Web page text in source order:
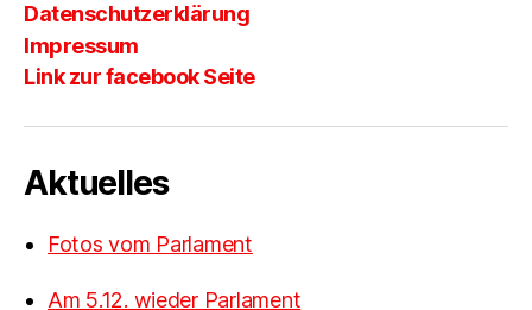
Datenschutzerklärung
Impressum
Link zur facebook Seite
Aktuelles
Fotos vom Parlament
Am 5.12. wieder Parlament